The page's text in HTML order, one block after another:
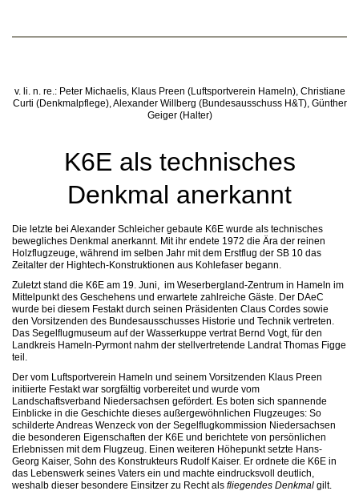
v. li. n. re.: Peter Michaelis, Klaus Preen (Luftsportverein Hameln), Christiane
Curti (Denkmalpflege), Alexander Willberg (Bundesausschuss H&T), Günther
Geiger (Halter)
K6E als technisches
Denkmal anerkannt
Die letzte bei Alexander Schleicher gebaute K6E wurde als technisches
bewegliches Denkmal anerkannt. Mit ihr endete 1972 die Ära der reinen
Holzflugzeuge, während im selben Jahr mit dem Erstflug der SB 10 das
Zeitalter der Hightech-Konstruktionen aus Kohlefaser begann.
Zuletzt stand die K6E am 19. Juni, im Weserbergland-Zentrum in Hameln im
Mittelpunkt des Geschehens und erwartete zahlreiche Gäste. Der DAeC
wurde bei diesem Festakt durch seinen Präsidenten Claus Cordes sowie
den Vorsitzenden des Bundesausschusses Historie und Technik vertreten.
Das Segelflugmuseum auf der Wasserkuppe vertrat Bernd Vogt, für den
Landkreis Hameln-Pyrmont nahm der stellvertretende Landrat Thomas Figge
teil.
Der vom Luftsportverein Hameln und seinem Vorsitzenden Klaus Preen
initiierte Festakt war sorgfältig vorbereitet und wurde vom
Landschaftsverband Niedersachsen gefördert. Es boten sich spannende
Einblicke in die Geschichte dieses außergewöhnlichen Flugzeuges: So
schilderte Andreas Wenzeck von der Segelflugkommission Niedersachsen
die besonderen Eigenschaften der K6E und berichtete von persönlichen
Erlebnissen mit dem Flugzeug. Einen weiteren Höhepunkt setzte Hans-
Georg Kaiser, Sohn des Konstrukteurs Rudolf Kaiser. Er ordnete die K6E in
das Lebenswerk seines Vaters ein und machte eindrucksvoll deutlich,
weshalb dieser besondere Einsitzer zu Recht als fliegendes Denkmal gilt.